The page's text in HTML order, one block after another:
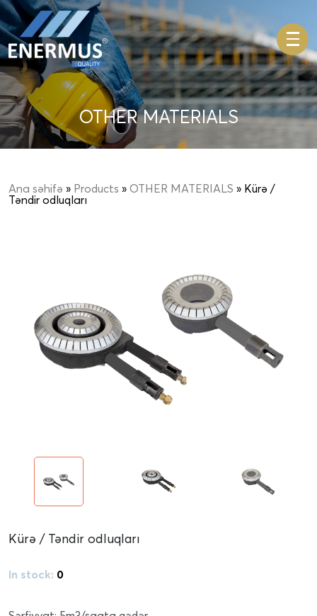
OTHER MATERIALS
Ana səhifə » Products » OTHER MATERIALS » Kürə /
Təndir odluqları
Kürə / Təndir odluqları
In stock: 0